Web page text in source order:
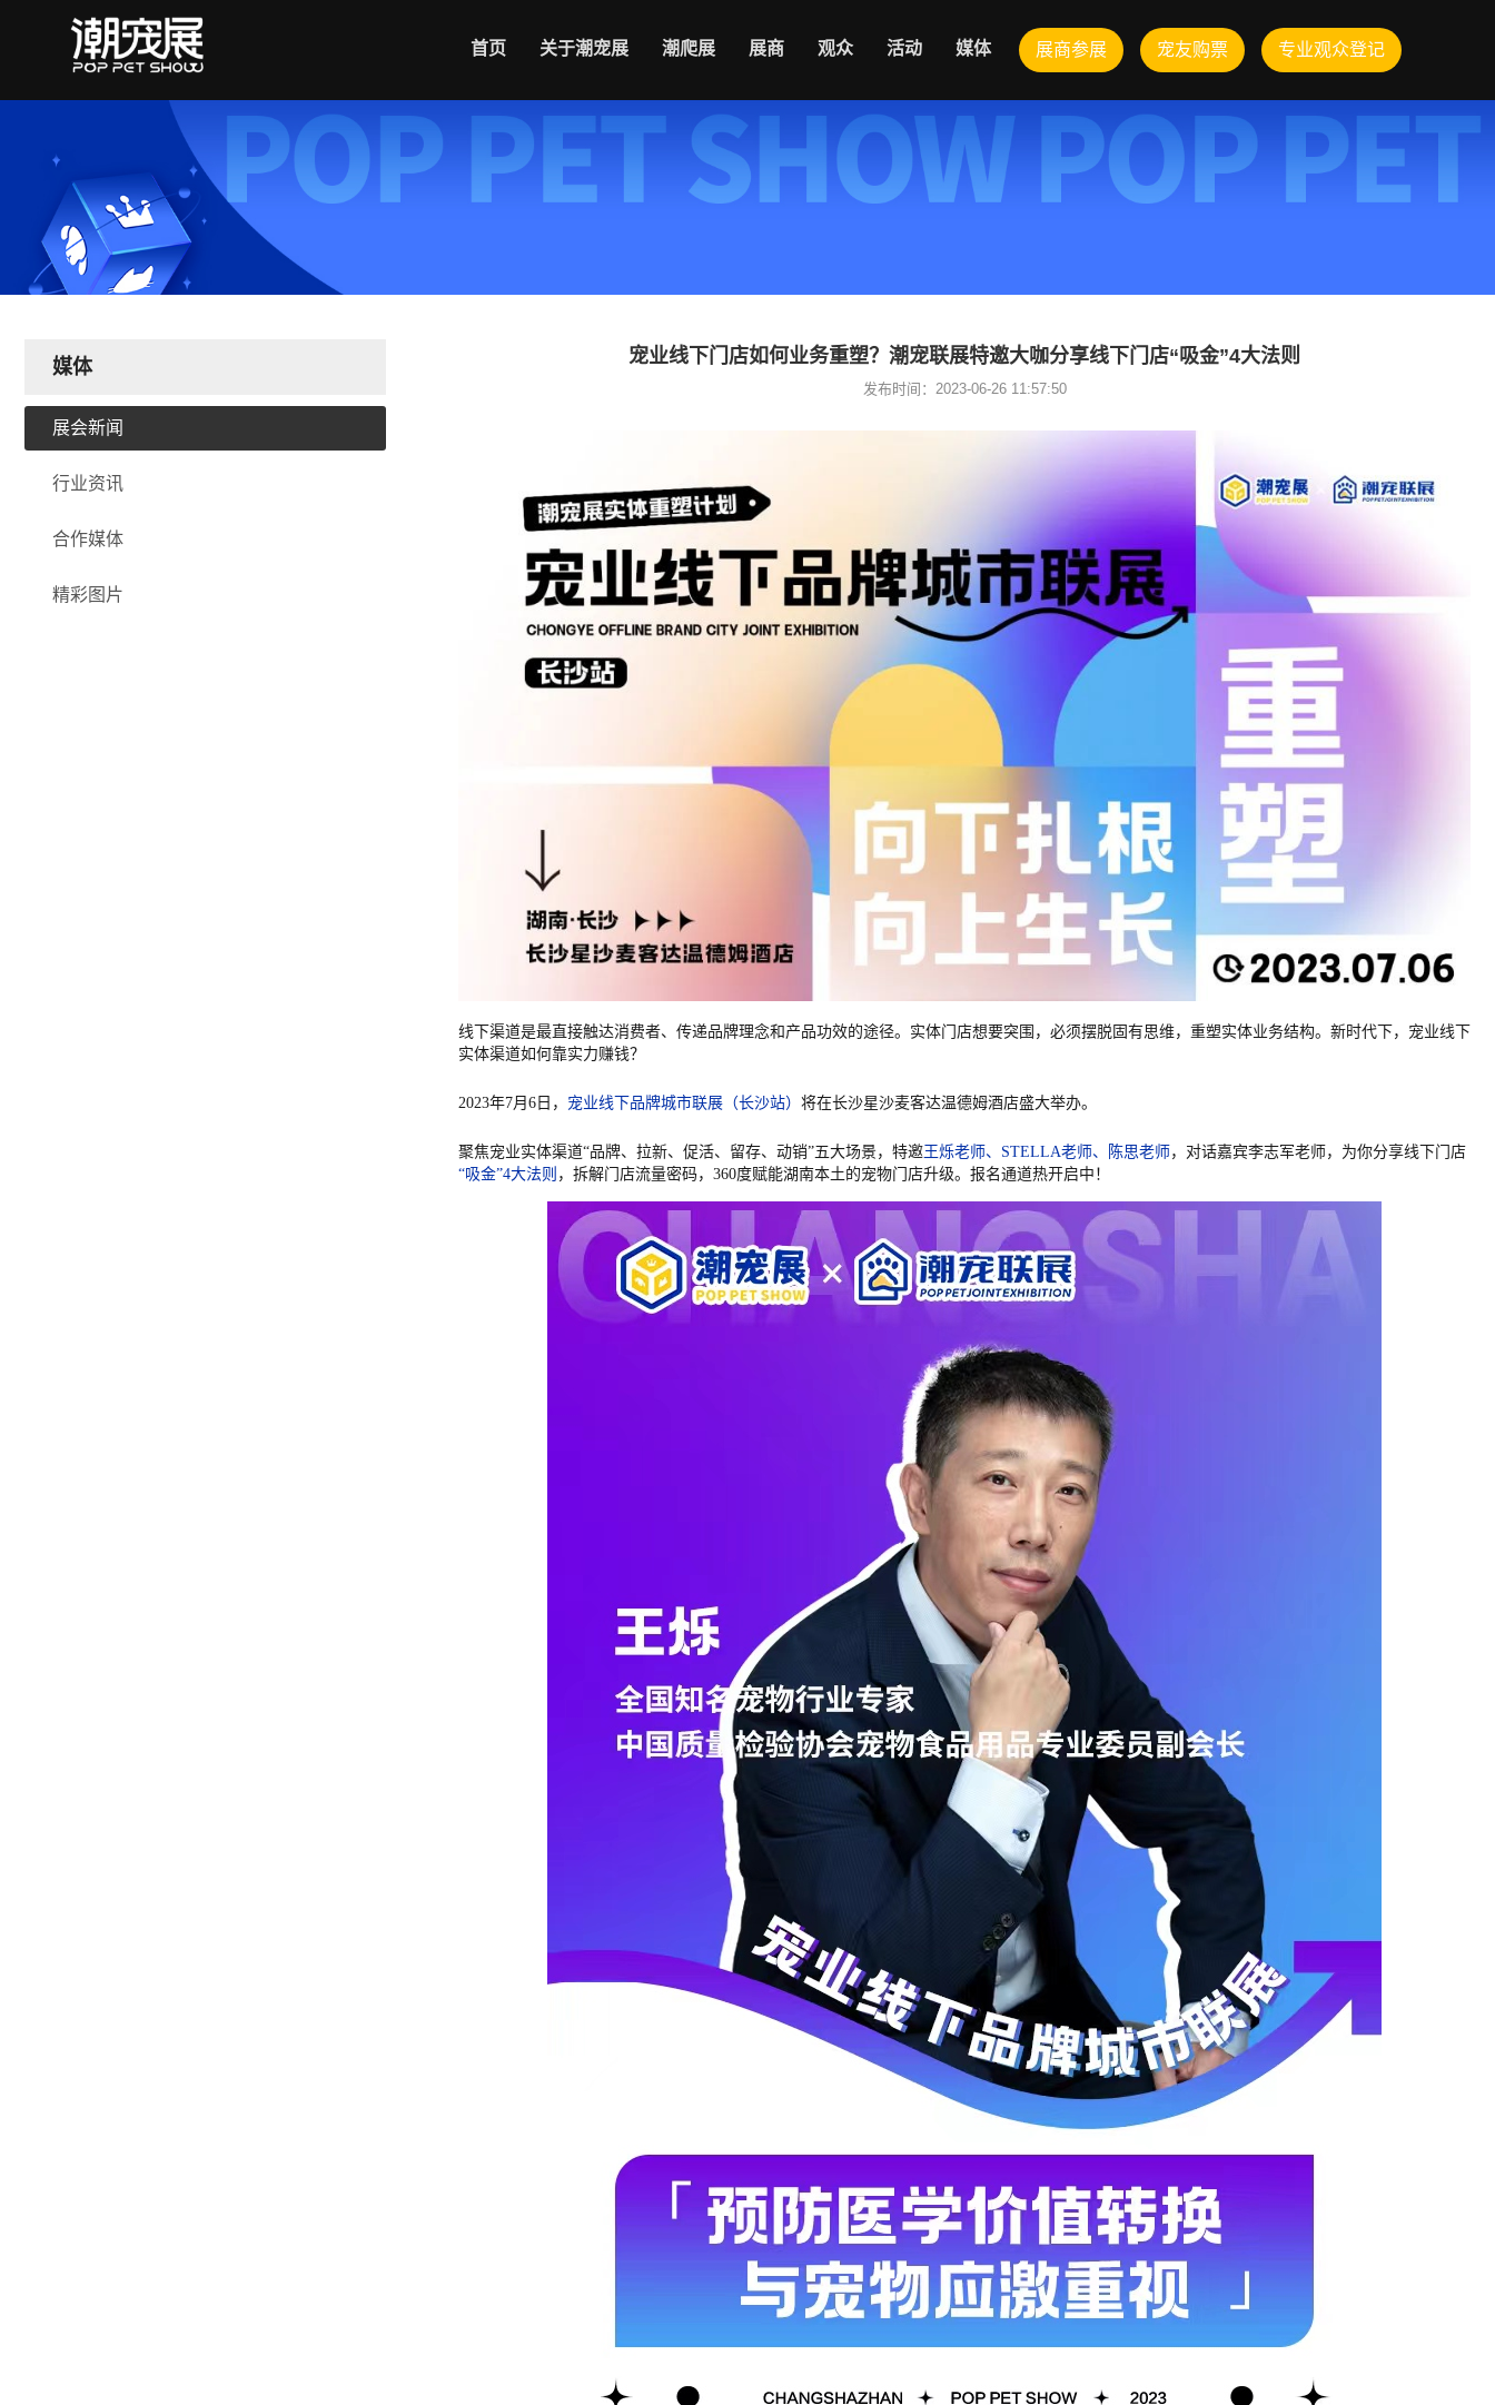
展商参展 宠友购票 专业观众登记
首页 关于潮宠展 潮爬展 展商 观众 活动 媒体
媒体
展会新闻
行业资讯
合作媒体
精彩图片
宠业线下门店如何业务重塑？潮宠联展特邀大咖分享线下门店“吸金”4大法则
发布时间：2023-06-26 11:57:50
线下渠道是最直接触达消费者、传递品牌理念和产品功效的途径。实体门店想要突围，必须摆脱固有思维，重塑实体业务结构。新时代下，宠业线下
实体渠道如何靠实力赚钱？
2023年7月6日， 宠业线下品牌城市联展（长沙站） 将在长沙星沙麦客达温德姆酒店盛大举办。
聚焦宠业实体渠道“品牌、拉新、促活、留存、动销”五大场景， 特邀王烁老师、STELLA老师、陈思老师 ，对话嘉宾李志军老师，为你分享线下门店
“吸金”4大法则 ，拆解门店流量密码，360度赋能湖南本土的宠物门店升级。报名通道热开启中！